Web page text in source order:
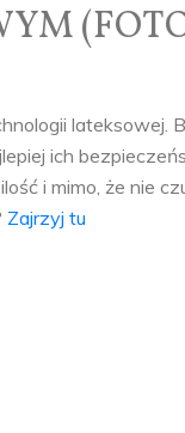
ich
i mimo, że nie
Zajrzyj tu